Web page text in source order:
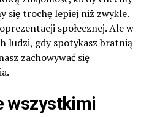
się trochę lepiej niż zwykle.
społecznej. Ale w
ludzi, gdy spotykasz bratnią
zachowywać się
wszystkimi